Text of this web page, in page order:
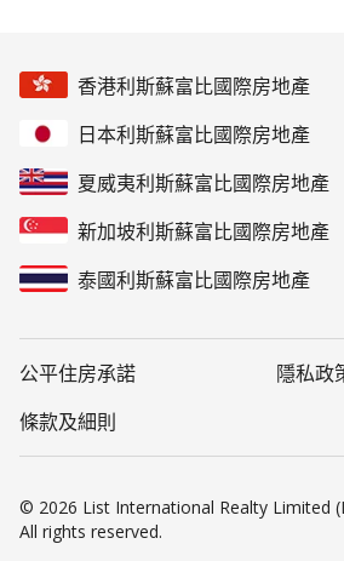
香港利斯蘇富比國際房地產
日本利斯蘇富比國際房地產
夏威夷利斯蘇富比國際房地產
新加坡利斯蘇富比國際房地產
泰國利斯蘇富比國際房地產
公平住房承諾
隱私政
條款及細則
© 2026 List International Realty Limited
All rights reserved.